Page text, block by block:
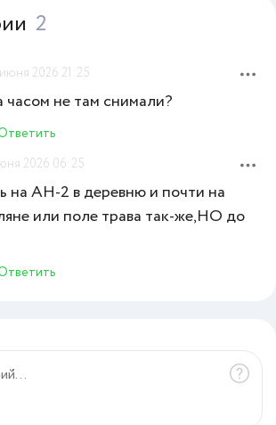
2
2026 21:25
часом не там снимали?
2026 06:25
на АН-2 в деревню и почти на
или поле трава так-же,НО до